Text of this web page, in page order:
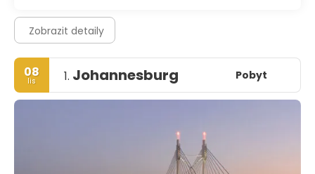
Zobrazit detaily
08
lis 1. Johannesburg Pobyt